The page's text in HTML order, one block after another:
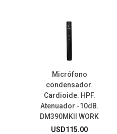
Micrófono
condensador.
Cardioide. HPF.
Atenuador -10dB.
DM390MKII WORK
USD115.00